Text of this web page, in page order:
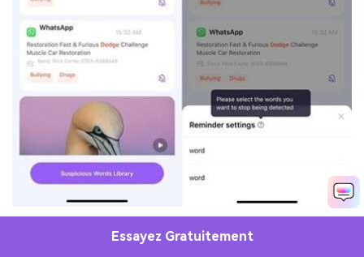
pour assurer la sécurité de votre enfant sur Facebook,
Essayez Gratuitement